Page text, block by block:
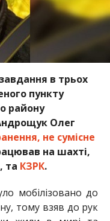
в трьох
пункту
району
Олег
не сумісне
на шахті,
, та КЗРК.
мобілізовано до
тому взяв до рук